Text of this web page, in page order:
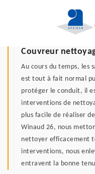
Couvreur
Au cours du temps, les
est tout à fait normal
protéger le conduit, il
interventions de
plus facile de réaliser
Winaud 26, nous
nettoyer efficacement
interventions, nous
entravent la bonne